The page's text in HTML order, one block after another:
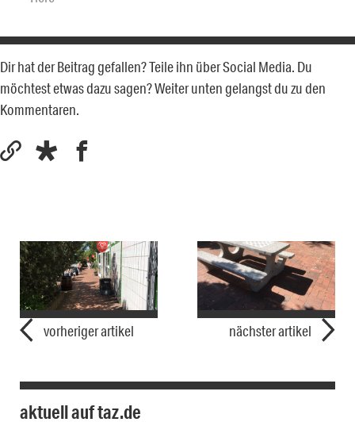
Dir hat der Beitrag gefallen? Teile ihn über Social Media. Du
möchtest etwas dazu sagen? Weiter unten gelangst du zu den
Kommentaren.
vorheriger artikel nächster artikel
aktuell auf taz.de